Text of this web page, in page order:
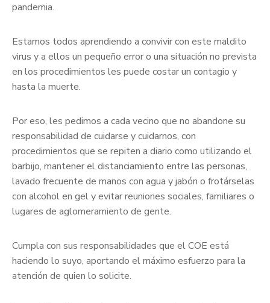
pandemia.
Estamos todos aprendiendo a convivir con este maldito
virus y a ellos un pequeño error o una situación no prevista
en los procedimientos les puede costar un contagio y
hasta la muerte.
Por eso, les pedimos a cada vecino que no abandone su
responsabilidad de cuidarse y cuidarnos, con
procedimientos que se repiten a diario como utilizando el
barbijo, mantener el distanciamiento entre las personas,
lavado frecuente de manos con agua y jabón o frotárselas
con alcohol en gel y evitar reuniones sociales, familiares o
lugares de aglomeramiento de gente.
Cumpla con sus responsabilidades que el COE está
haciendo lo suyo, aportando el máximo esfuerzo para la
atención de quien lo solicite.